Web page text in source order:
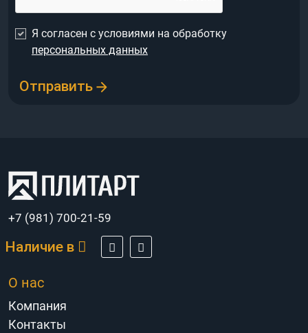
Я согласен с условиями на обработку
персональных данных
Отправить
+7 (981) 700-21-59
Наличие в
О нас
Компания
Контакты